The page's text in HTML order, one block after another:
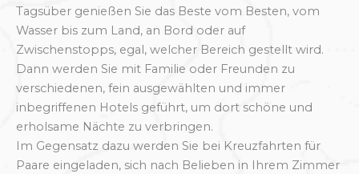
Tagsüber genießen Sie das Beste vom Besten, vom
Wasser bis zum Land, an Bord oder auf
Zwischenstopps, egal, welcher Bereich gestellt wird.
Dann werden Sie mit Familie oder Freunden zu
verschiedenen, fein ausgewählten und immer
inbegriffenen Hotels geführt, um dort schöne und
erholsame Nächte zu verbringen.
Im Gegensatz dazu werden Sie bei Kreuzfahrten für
Paare eingeladen, sich nach Belieben in Ihrem Zimmer